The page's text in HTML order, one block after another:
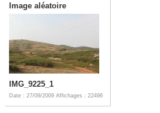
Image aléatoire
IMG_9225_1
Date : 27/09/2009 Affichages : 22496